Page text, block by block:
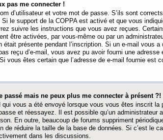
pas me connecter !
d’utilisateur et votre mot de passe. S’ils sont
Si le support de la COPPA est activé et que vous
suivre les instructions que vous avez reçues.
être activées, par vous-même ou par un
présente pendant l’inscription. Si un e-mail vous
reçu d’e-mail, vous avez pu avoir fourni une adresse
vous êtes certain que l’adresse de e-mail fournie est
passé mais ne peux plus me connecter à présent ?!
qui vous a été envoyé lorsque vous vous êtes inscrit
et réessayez. Il est possible qu’un administrateur
En outre, beaucoup de forums suppriment
de réduire la taille de la base de données. Si c’est le
dans les discussions.